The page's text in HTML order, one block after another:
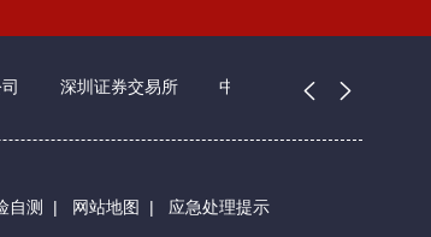
深圳证券交易所 中国证券业协会
自测 | 网站地图 | 应急处理提示